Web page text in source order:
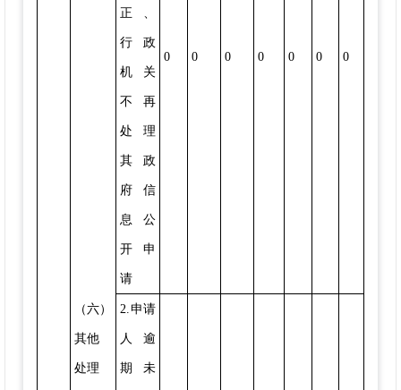
（六）
其他
处理
正、
行政
机关
不再
处理
其政
府信
息公
开申
请
0 0 0 0 0 0 0
2.申请
人逾
期未